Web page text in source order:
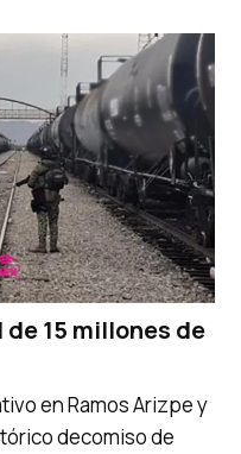
15 millones de
en Ramos Arizpe y
decomiso de